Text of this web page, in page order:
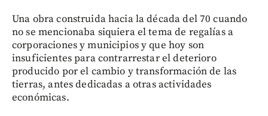
Una obra construida hacia la década del 70 cuando
no se mencionaba siquiera el tema de regalías a
corporaciones y municipios y que hoy son
insuficientes para contrarrestar el deterioro
producido por el cambio y transformación de las
tierras, antes dedicadas a otras actividades
económicas.